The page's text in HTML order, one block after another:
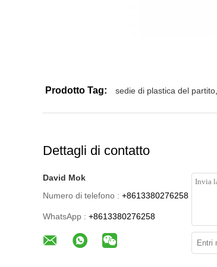
Prodotto Tag: sedie di plastica del partito
Dettagli di contatto
David Mok
Numero di telefono : +8613380276258
WhatsApp : +8613380276258